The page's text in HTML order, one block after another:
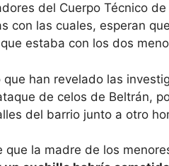
del Cuerpo Técnico
con las cuales, esperan
estaba con los dos
que han revelado las
de celos de Beltrán,
del barrio junto a otro
que la madre de los